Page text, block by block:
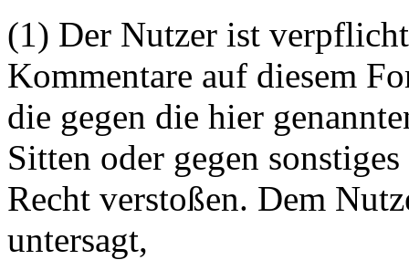
(1) Der Nutzer ist
Kommentare auf diesem
die gegen die hier
Sitten oder gegen
Recht verstoßen. Dem
untersagt,